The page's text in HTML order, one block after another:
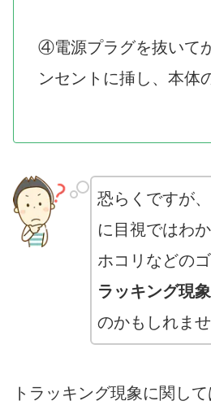
④電源プラグを抜いて
ンセントに挿し、本体
恐らくですが
に目視ではわ
ホコリなどの
ラッキング現象
のかもしれませ
トラッキング現象に関し